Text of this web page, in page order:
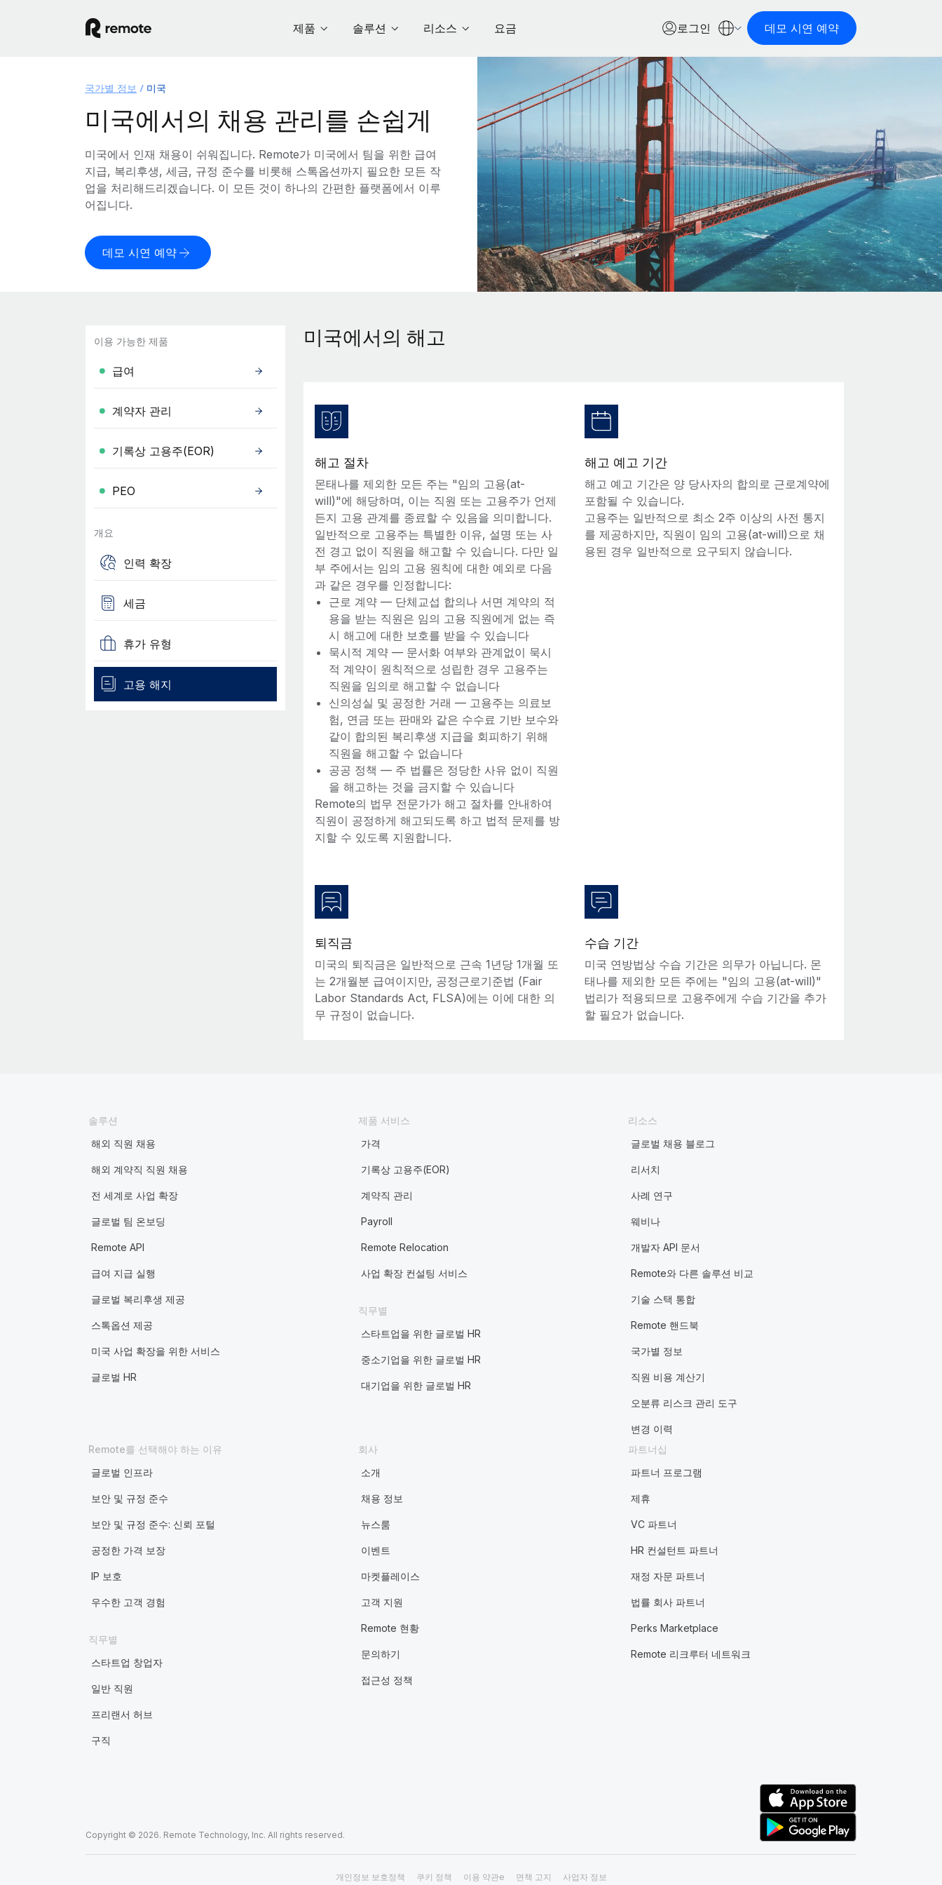
제품 솔루션 리소스 요금 로그인 데모 시연 예약
국가별 정보 미국
미국에서의 채용 관리를 손쉽게
미국에서 인재 채용이 쉬워집니다. Remote가 미국에서 팀을 위한 급여
지급, 복리후생, 세금, 규정 준수를 비롯해 스톡옵션까지 필요한 모든 작
업을 처리해드리겠습니다. 이 모든 것이 하나의 간편한 플랫폼에서 이루
어집니다.
데모 시연 예약
이용 가능한 제품
급여
계약자 관리
기록상 고용주(EOR)
PEO
개요
인력 확장
세금
휴가 유형
고용 해지
미국에서의 해고
해고 절차
몬태나를 제외한 모든 주는 "임의 고용(at-
will)"에 해당하며, 이는 직원 또는 고용주가 언제
든지 고용 관계를 종료할 수 있음을 의미합니다.
일반적으로 고용주는 특별한 이유, 설명 또는 사
전 경고 없이 직원을 해고할 수 있습니다. 다만 일
부 주에서는 임의 고용 원칙에 대한 예외로 다음
과 같은 경우를 인정합니다:
근로 계약 — 단체교섭 합의나 서면 계약의 적
용을 받는 직원은 임의 고용 직원에게 없는 즉
시 해고에 대한 보호를 받을 수 있습니다
묵시적 계약 — 문서화 여부와 관계없이 묵시
적 계약이 원칙적으로 성립한 경우 고용주는
직원을 임의로 해고할 수 없습니다
신의성실 및 공정한 거래 — 고용주는 의료보
험, 연금 또는 판매와 같은 수수료 기반 보수와
같이 합의된 복리후생 지급을 회피하기 위해
직원을 해고할 수 없습니다
공공 정책 — 주 법률은 정당한 사유 없이 직원
을 해고하는 것을 금지할 수 있습니다
Remote의 법무 전문가가 해고 절차를 안내하여
직원이 공정하게 해고되도록 하고 법적 문제를 방
지할 수 있도록 지원합니다.
해고 예고 기간
해고 예고 기간은 양 당사자의 합의로 근로계약에
포함될 수 있습니다.
고용주는 일반적으로 최소 2주 이상의 사전 통지
를 제공하지만, 직원이 임의 고용(at-will)으로 채
용된 경우 일반적으로 요구되지 않습니다.
퇴직금
미국의 퇴직금은 일반적으로 근속 1년당 1개월 또
는 2개월분 급여이지만, 공정근로기준법 (Fair
Labor Standards Act, FLSA)에는 이에 대한 의
무 규정이 없습니다.
수습 기간
미국 연방법상 수습 기간은 의무가 아닙니다. 몬
태나를 제외한 모든 주에는 "임의 고용(at-will)"
법리가 적용되므로 고용주에게 수습 기간을 추가
할 필요가 없습니다.
솔루션
해외 직원 채용
해외 계약직 직원 채용
전 세계로 사업 확장
글로벌 팀 온보딩
Remote API
급여 지급 실행
글로벌 복리후생 제공
스톡옵션 제공
미국 사업 확장을 위한 서비스
글로벌 HR
제품 서비스
가격
기록상 고용주(EOR)
계약직 관리
Payroll
Remote Relocation
사업 확장 컨설팅 서비스
직무별
스타트업을 위한 글로벌 HR
중소기업을 위한 글로벌 HR
대기업을 위한 글로벌 HR
리소스
글로벌 채용 블로그
리서치
사례 연구
웨비나
개발자 API 문서
Remote와 다른 솔루션 비교
기술 스택 통합
Remote 핸드북
국가별 정보
직원 비용 계산기
오분류 리스크 관리 도구
변경 이력
Remote를 선택해야 하는 이유
글로벌 인프라
보안 및 규정 준수
보안 및 규정 준수: 신뢰 포털
공정한 가격 보장
IP 보호
우수한 고객 경험
직무별
스타트업 창업자
일반 직원
프리랜서 허브
구직
회사
소개
채용 정보
뉴스룸
이벤트
마켓플레이스
고객 지원
Remote 현황
문의하기
접근성 정책
파트너십
파트너 프로그램
제휴
VC 파트너
HR 컨설턴트 파트너
재정 자문 파트너
법률 회사 파트너
Perks Marketplace
Remote 리크루터 네트워크
Copyright © 2026. Remote Technology, Inc. All rights reserved.
개인정보 보호정책 쿠키 정책 이용 약관e 면책 고지 사업자 정보